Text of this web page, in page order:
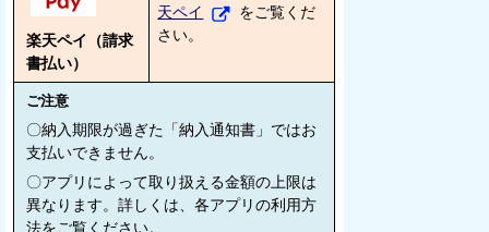
楽天ペイ（請求
書払い）
天ペイ
をご覧くだ
さい。
ご注意
〇納入期限が過ぎた「納入通知書」ではお
支払いできません。
〇アプリによって取り扱える金額の上限は
異なります。詳しくは、各アプリの利用方
法をご覧ください。